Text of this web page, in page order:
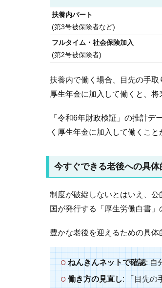
扶養内パート
(第3号被保険者など)
フルタイム・社会保険加入
(第2号被保険者)
扶養内で働く場合、目先の手
厚生年金に加入して働くと、
「令和6年財政検証」の推計
く厚生年金に加入して働くこ
今すぐできる老後への具
制度が破綻しないとはいえ、公
国が発行する「厚生労働白書
豊かな老後を迎えるための具体
ねんきんネットで確認: 自
働き方の見直し: 「目先の